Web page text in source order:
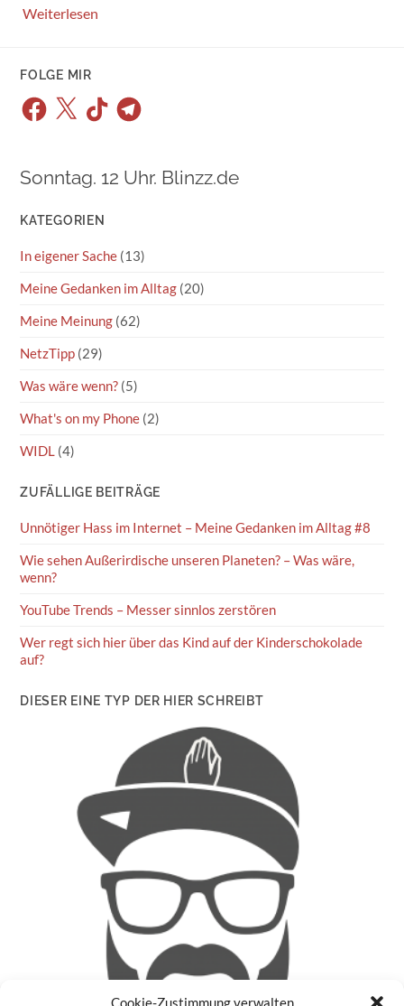
Cookie-Zustimmung verwalten
Weiterlesen
FOLGE MIR
Facebook
X TikTokTelegram
Sonntag. 12 Uhr. Blinzz.de
KATEGORIEN
In eigener Sache (13)
Meine Gedanken im Alltag (20)
Meine Meinung (62)
NetzTipp (29)
Was wäre wenn? (5)
What's on my Phone (2)
WIDL (4)
ZUFÄLLIGE BEITRÄGE
Unnötiger Hass im Internet – Meine Gedanken im Alltag #8
Wie sehen Außerirdische unseren Planeten? – Was wäre,
wenn?
YouTube Trends – Messer sinnlos zerstören
Wer regt sich hier über das Kind auf der Kinderschokolade
auf?
DIESER EINE TYP DER HIER SCHREIBT